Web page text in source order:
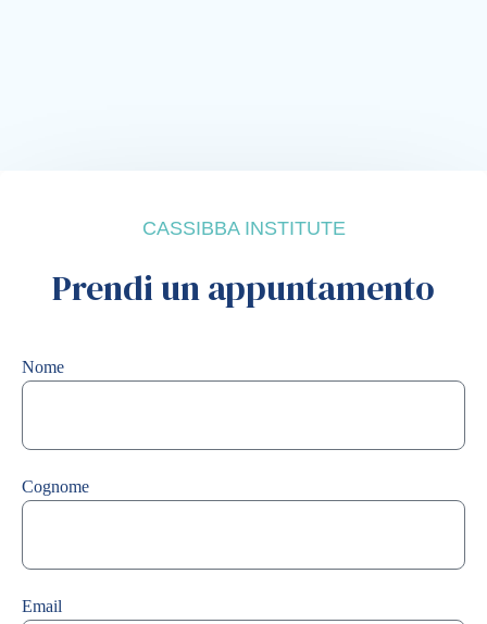
CASSIBBA INSTITUTE
Prendi un appuntamento
Nome
Cognome
Email